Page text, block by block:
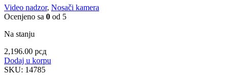
Video nadzor, Nosači kamera
Ocenjeno sa 0 od 5
Na stanju
2,196.00 рсд
Dodaj u korpu
SKU: 14785